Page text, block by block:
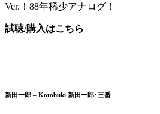
Ver.！88年稀少アナログ！
試聴/購入はこちら
新田一郎 – Kotobuki 新田一郎･三番